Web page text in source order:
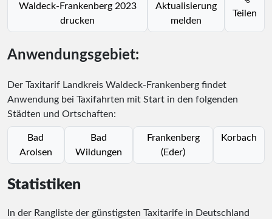
Waldeck-Frankenberg 2023
drucken
Aktualisierung
melden
Teilen
Anwendungsgebiet:
Der Taxitarif Landkreis Waldeck-Frankenberg findet
Anwendung bei Taxifahrten mit Start in den folgenden
Städten und Ortschaften:
Bad
Arolsen
Bad
Wildungen
Frankenberg
(Eder)
Korbach
Statistiken
In der Rangliste der günstigsten Taxitarife in Deutschland